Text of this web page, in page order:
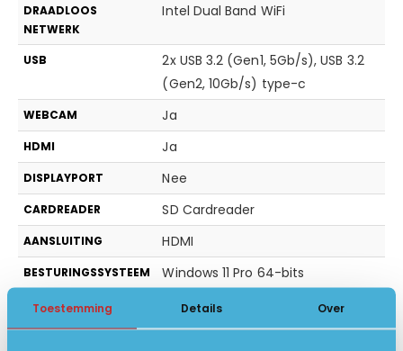
Toestemming Details Over
DRAADLOOS
NETWERK
Intel Dual Band WiFi
USB
2x USB 3.2 (Gen1, 5Gb/s), USB 3.2
(Gen2, 10Gb/s) type-c
WEBCAM Ja
HDMI Ja
DISPLAYPORT Nee
CARDREADER SD Cardreader
AANSLUITING HDMI
BESTURINGSSYSTEEM Windows 11 Pro 64-bits
TOETSENBORD QWERTY/US backlit keyboard!
AFMETING 36 x 23.5 x 1.9 cm